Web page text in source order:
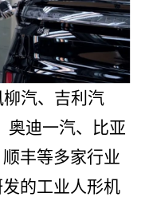
汽、吉利汽
奥迪一汽、比亚
丰等多家行业
的工业人形机